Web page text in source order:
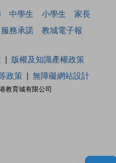
中學生 小學生
家長
服務承諾 教城電子報
教育城有限公司
版權及知識產權政策
政策 無障礙網站設計